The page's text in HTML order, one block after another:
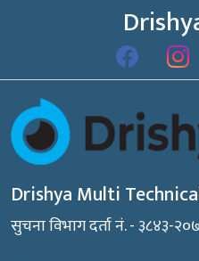
Drishya Multi
सुचना विभाग दर्ता नं. - ३८४३-